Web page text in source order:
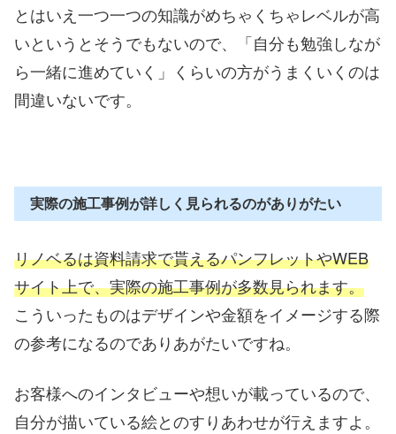
とはいえ一つ一つの知識がめちゃくちゃレベルが高
いというとそうでもないので、「自分も勉強しなが
ら一緒に進めていく」くらいの方がうまくいくのは
間違いないです。
実際の施工事例が詳しく見られるのがありがたい
リノベるは資料請求で貰えるパンフレットやWEB
サイト上で、実際の施工事例が多数見られます。
こういったものはデザインや金額をイメージする際
の参考になるのでありあがたいですね。
お客様へのインタビューや想いが載っているので、
自分が描いている絵とのすりあわせが行えますよ。